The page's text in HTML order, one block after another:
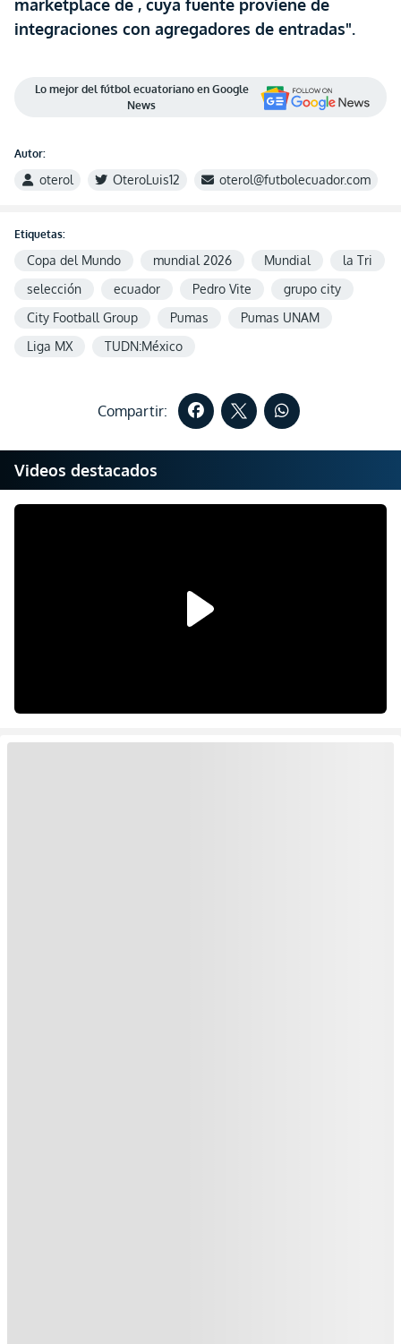
marketplace de , cuya fuente proviene de
integraciones con agregadores de entradas".
Lo mejor del fútbol ecuatoriano en Google
News
Autor:
oterol OteroLuis12 oterol@futbolecuador.com
Etiquetas:
Copa del Mundo mundial 2026 Mundial
la Tri
selección
ecuador Pedro Vite
grupo city
City Football Group
Pumas
Pumas UNAM
Liga MX
TUDN:México
Compartir:
Videos destacados